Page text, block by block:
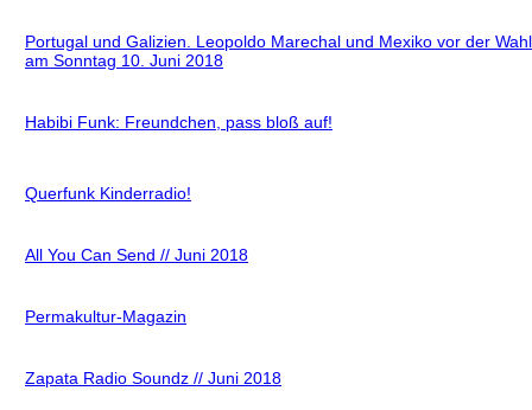
Portugal und Galizien. Leopoldo Marechal und Mexiko vor der Wahl
am Sonntag 10. Juni 2018
Habibi Funk: Freundchen, pass bloß auf!
Querfunk Kinderradio!
All You Can Send // Juni 2018
Permakultur-Magazin
Zapata Radio Soundz // Juni 2018